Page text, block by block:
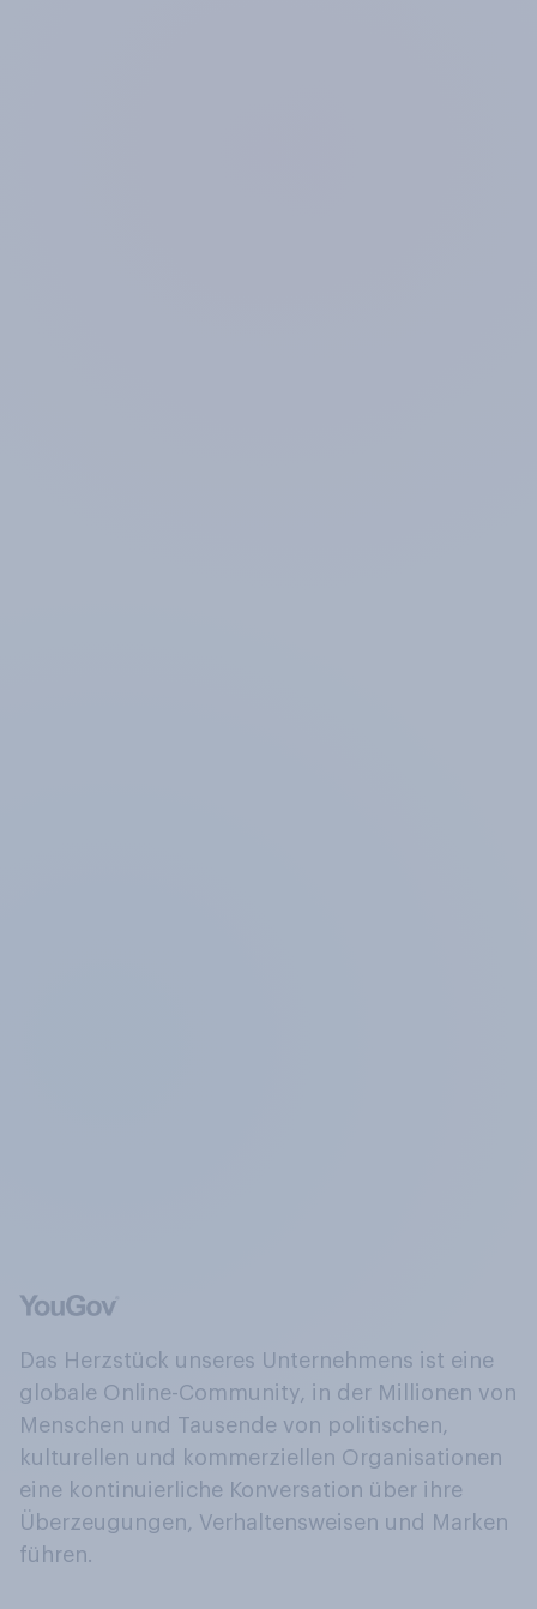
Das Herzstück unseres Unternehmens ist eine
globale Online-Community, in der Millionen von
Menschen und Tausende von politischen,
kulturellen und kommerziellen Organisationen
eine kontinuierliche Konversation über ihre
Überzeugungen, Verhaltensweisen und Marken
führen.